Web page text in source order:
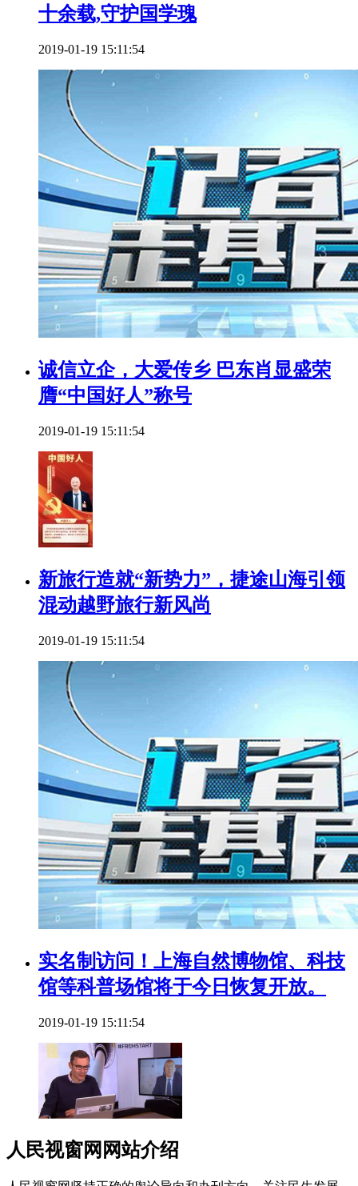
十余载,守护国学瑰
2019-01-19 15:11:54
诚信立企，大爱传乡 巴东肖显盛荣
膺“中国好人”称号
2019-01-19 15:11:54
新旅行造就“新势力”，捷途山海引领
混动越野旅行新风尚
2019-01-19 15:11:54
实名制访问！上海自然博物馆、科技
馆等科普场馆将于今日恢复开放。
2019-01-19 15:11:54
人民视窗网网站介绍